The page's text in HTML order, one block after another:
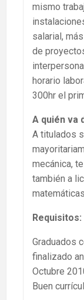
mismo
salarial,
de
horario
300hr el
A quién va
A titulados
mecánica,
también a
Requisitos:
Graduados
finalizado
Octubre
Buen